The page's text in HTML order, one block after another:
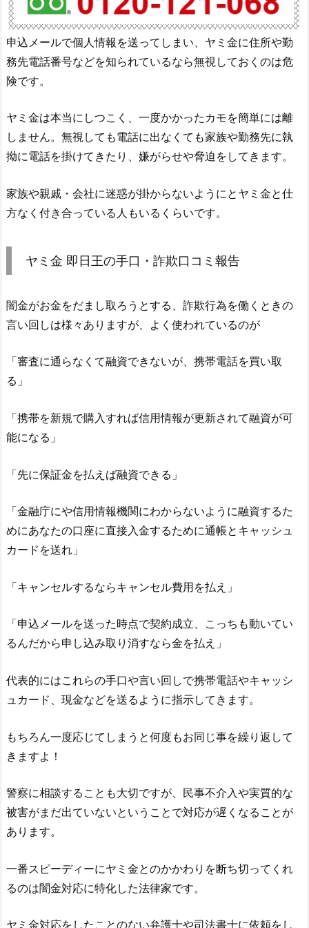
申込メールで個人情報を送ってしまい、ヤミ金に住所や勤
務先電話番号などを知られているなら無視しておくのは危
険です。
ヤミ金は本当にしつこく、一度かかったカモを簡単には離
しません。無視しても電話に出なくても家族や勤務先に執
拗に電話を掛けてきたり、嫌がらせや脅迫をしてきます。
家族や親戚・会社に迷惑が掛からないようにとヤミ金と仕
方なく付き合っている人もいるくらいです。
ヤミ金 即日王の手口・詐欺口コミ報告
闇金がお金をだまし取ろうとする、詐欺行為を働くときの
言い回しは様々ありますが、よく使われているのが
「審査に通らなくて融資できないが、携帯電話を買い取
る」
「携帯を新規で購入すれば信用情報が更新されて融資が可
能になる」
「先に保証金を払えば融資できる」
「金融庁にや信用情報機関にわからないように融資するた
めにあなたの口座に直接入金するために通帳とキャッシュ
カードを送れ」
「キャンセルするならキャンセル費用を払え」
「申込メールを送った時点で契約成立、こっちも動いてい
るんだから申し込み取り消すなら金を払え」
代表的にはこれらの手口や言い回しで携帯電話やキャッシ
ュカード、現金などを送るように指示してきます。
もちろん一度応じてしまうと何度もお同じ事を繰り返して
きますよ！
警察に相談することも大切ですが、民事不介入や実質的な
被害がまだ出ていないということで対応が遅くなることが
あります。
一番スピーディーにヤミ金とのかかわりを断ち切ってくれ
るのは闇金対応に特化した法律家です。
ヤミ金対応をしたことのない弁護士や司法書士に依頼をし